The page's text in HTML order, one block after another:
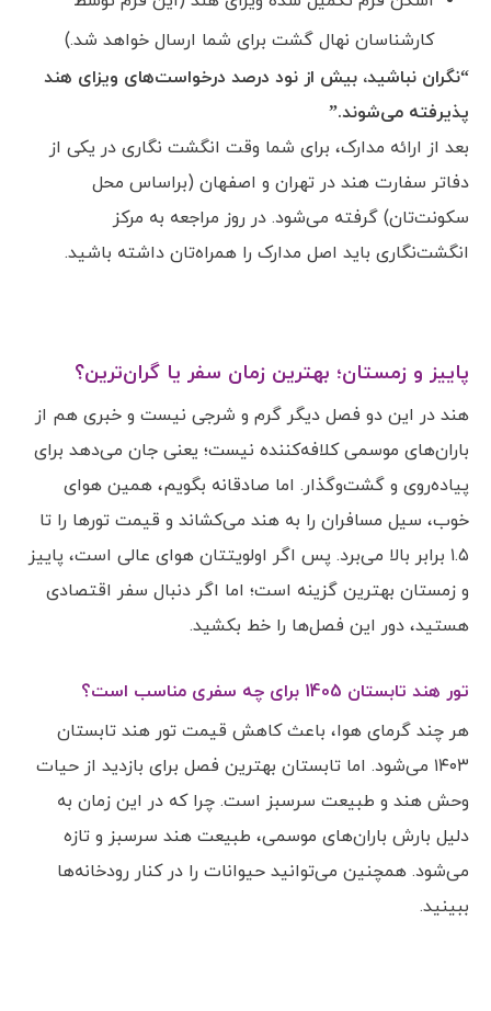
کارشناسان نهال گشت برای شما ارسال خواهد شد.)
“نگران نباشید، بیش از نود درصد درخواست‌های ویزای هند
پذیرفته می‌شوند.”
بعد از ارائه مدارک، برای شما وقت انگشت نگاری در یکی از
دفاتر سفارت هند در تهران و اصفهان (براساس محل
سکونت‌تان) گرفته می‌شود. در روز مراجعه به مرکز
انگشت‌نگاری باید اصل مدارک را همراه‌تان داشته باشید.
پاییز و زمستان؛ بهترین زمان سفر یا گران‌ترین؟
هند در این دو فصل دیگر گرم و شرجی نیست و خبری هم از
باران‌های موسمی کلافه‌کننده نیست؛ یعنی جان می‌دهد برای
پیاده‌روی و گشت‌وگذار. اما صادقانه بگویم، همین هوای
خوب، سیل مسافران را به هند می‌کشاند و قیمت تورها را تا
۱.۵ برابر بالا می‌برد. پس اگر اولویتتان هوای عالی است، پاییز
و زمستان بهترین گزینه است؛ اما اگر دنبال سفر اقتصادی
هستید، دور این فصل‌ها را خط بکشید.
تور هند تابستان 1405 برای چه سفری مناسب است؟
هر چند گرمای هوا، باعث کاهش قیمت تور هند تابستان
۱۴۰۳ می‌شود. اما تابستان بهترین فصل برای بازدید از حیات
وحش هند و طبیعت سرسبز است. چرا که در این زمان به
دلیل بارش باران‌های موسمی، طبیعت هند سرسبز و تازه
می‌شود. همچنین می‌توانید حیوانات را در کنار رودخانه‌ها
ببینید.